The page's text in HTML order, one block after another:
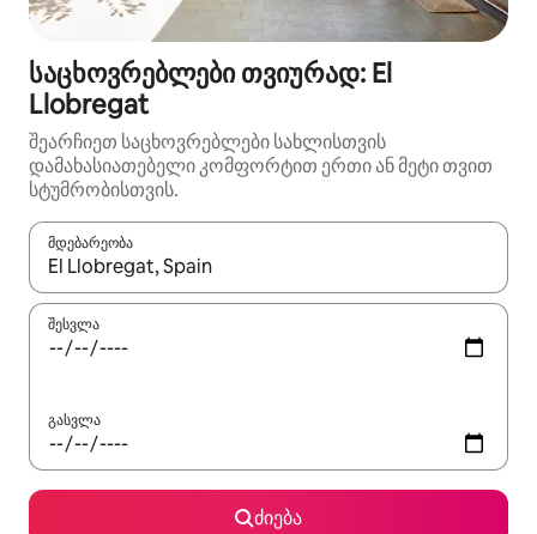
საცხოვრებლები თვიურად: El
Llobregat
შეარჩიეთ საცხოვრებლები სახლისთვის
დამახასიათებელი კომფორტით ერთი ან მეტი თვით
სტუმრობისთვის.
მდებარეობა
როცა შედეგები ხელმისაწვდომი გახდება, ნავიგაციისთვის
შესვლა
გასვლა
ძიება